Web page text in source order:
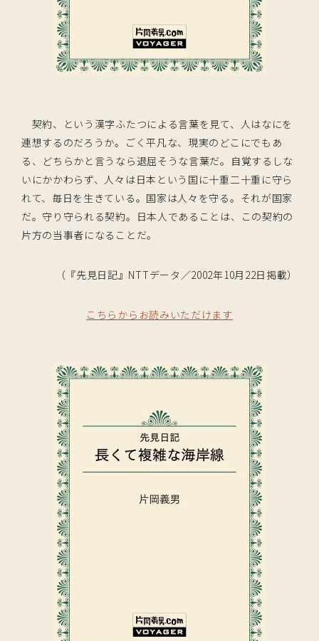
契約、という漢字ふたつによる言葉を見て、人はなにを
連想するのだろうか。ごく平凡な、現実のどこにでもあ
る、どちらかと言うなら退屈そうな言葉だ。自覚するしな
いにかかわらず、人々は日本という国に十重二十重に守ら
れて、毎日を生きている。国家は人々を守る。それが国家
だ。守り守られる契約。日本人であることは、この契約の
片方の当事者になることだ。
（ 『先見日記』NTTデータ／2002年10月22日掲載）
こちらからお読みいただけます